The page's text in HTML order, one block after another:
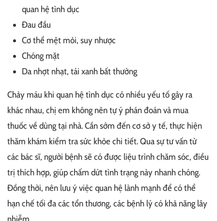
quan hệ tình dục
Đau đầu
Cơ thể mệt mỏi, suy nhược
Chóng mặt
Da nhợt nhạt, tái xanh bất thường
Chảy máu khi quan hệ tình dục có nhiều yếu tố gây ra
khác nhau, chị em không nên tự ý phán đoán và mua
thuốc về dùng tại nhà. Cần sớm đến cơ sở y tế, thực hiện
thăm khám kiểm tra sức khỏe chi tiết. Qua sự tư vấn từ
các bác sĩ, người bệnh sẽ có được liệu trình chăm sóc, điều
trị thích hợp, giúp chấm dứt tình trạng này nhanh chóng.
Đồng thời, nên lưu ý việc quan hệ lành mạnh để có thể
hạn chế tối đa các tổn thương, các bệnh lý có khả năng lây
nhiễm.